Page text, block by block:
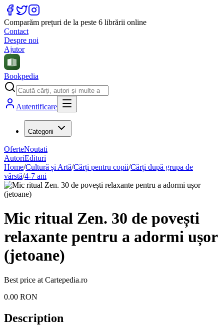
Comparăm prețuri de la peste 6 librării online
Contact
Despre noi
Ajutor
Bookpedia
Autentificare
Categorii
OferteNoutati
AutoriEdituri
Home/Cultură și Artă/Cărți pentru copii/Cărți după grupa de
vârstă/4-7 ani
Mic ritual Zen. 30 de povești
relaxante pentru a adormi ușor
(jetoane)
Best price at Cartepedia.ro
0.00 RON
Description